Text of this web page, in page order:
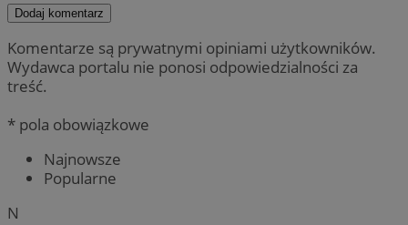
Dodaj komentarz
Komentarze są prywatnymi opiniami użytkowników.
Wydawca portalu nie ponosi odpowiedzialności za
treść.
* pola obowiązkowe
Najnowsze
Popularne
N